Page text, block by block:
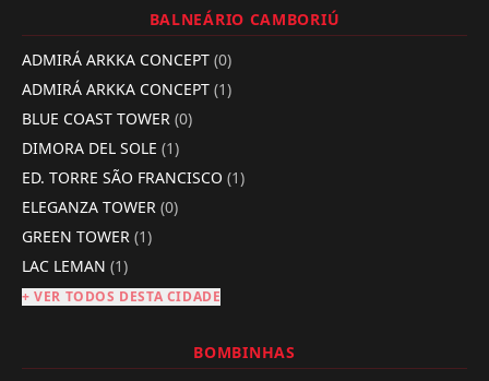
BALNEÁRIO CAMBORIÚ
ADMIRÁ ARKKA CONCEPT (0)
ADMIRÁ ARKKA CONCEPT (1)
BLUE COAST TOWER (0)
DIMORA DEL SOLE (1)
ED. TORRE SÃO FRANCISCO (1)
ELEGANZA TOWER (0)
GREEN TOWER (1)
LAC LEMAN (1)
+ VER TODOS DESTA CIDADE
BOMBINHAS